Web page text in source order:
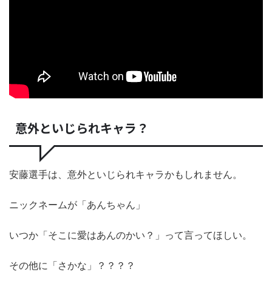
意外といじられキャラ？
安藤選手は、意外といじられキャラかもしれません。
ニックネームが「あんちゃん」
いつか「そこに愛はあんのかい？」って言ってほしい。
その他に「さかな」？？？？